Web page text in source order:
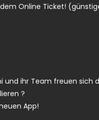
Online Ticket!
und ihr Team freuen sich
?
App!